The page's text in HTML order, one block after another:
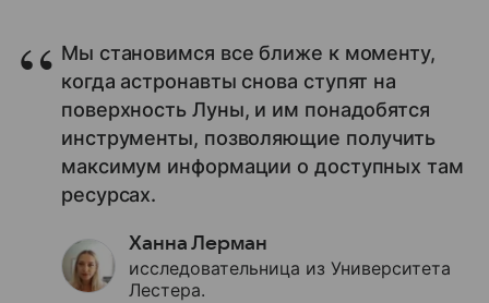
Мы становимся все ближе к моменту,
когда астронавты снова ступят на
поверхность Луны, и им понадобятся
инструменты, позволяющие получить
максимум информации о доступных там
ресурсах.
Ханна Лерман
исследовательница из Университета
Лестера.